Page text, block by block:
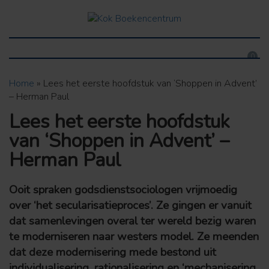
0
Home » Lees het eerste hoofdstuk van ‘Shoppen in Advent’
– Herman Paul
Lees het eerste hoofdstuk
van ‘Shoppen in Advent’ –
Herman Paul
Ooit spraken godsdienstsociologen vrijmoedig
over ‘het secularisatieproces’. Ze gingen er vanuit
dat samenlevingen overal ter wereld bezig waren
te moderniseren naar westers model. Ze meenden
dat deze modernisering mede bestond uit